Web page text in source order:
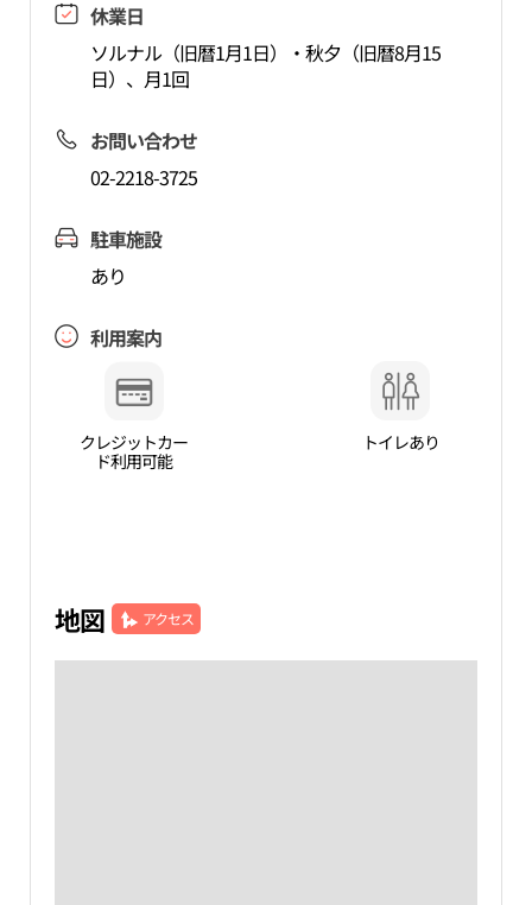
休業日
ソルナル（旧暦1月1日）・秋夕（旧暦8月15
日）、月1回
お問い合わせ
02-2218-3725
駐車施設
あり
利用案内
クレジットカー
ド利用可能
トイレあり
地図 アクセス